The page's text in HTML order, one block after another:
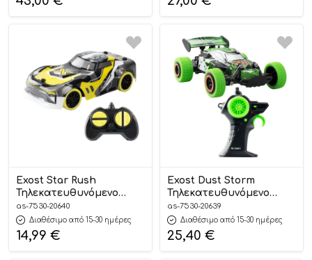
Company
Exost Star Rush
Τηλεκατευθυνόμενο
Αυτοκίνητο 5+ 7530-
20640# – As Company
as-7530-20640
Διαθέσιμο από 15-30 ημέρες
14,99 €
Exost Dust Storm
Τηλεκατευθυνόμενο
Αυτοκίνητο 5+ 7530-
20639# – As Company
as-7530-20639
Διαθέσιμο από 15-30 ημέρες
25,40 €